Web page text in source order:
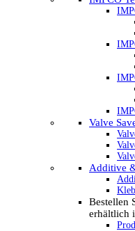
Valve
Additive
Bestellen
erhältlich